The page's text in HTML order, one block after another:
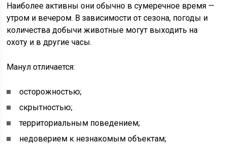
Наиболее активны они обычно в сумеречное время —
утром и вечером. В зависимости от сезона, погоды и
количества добычи животные могут выходить на
охоту и в другие часы.
Манул отличается:
осторожностью;
скрытностью;
территориальным поведением;
недоверием к незнакомым объектам;